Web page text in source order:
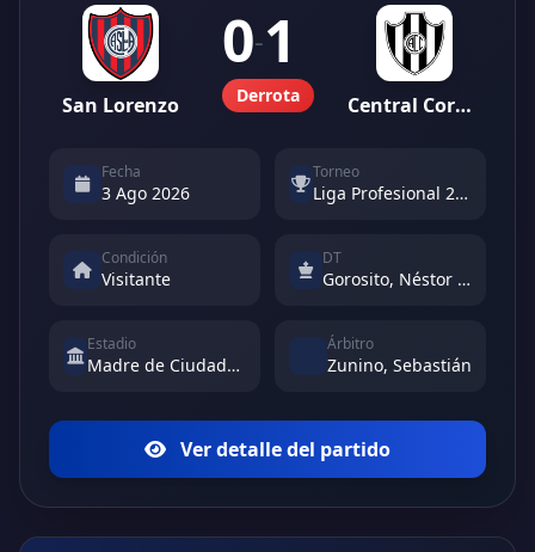
San Lorenzo
0-1
Derrota Central Cordoba Sgo del Estero
Fecha
3 Ago 2026
Torneo
Liga Profesional 2026 - Clausura
Condición
Visitante
DT
Gorosito, Néstor Raúl
Estadio
Madre de Ciudades (Argentina)
Árbitro
Zunino, Sebastián
Ver detalle del partido